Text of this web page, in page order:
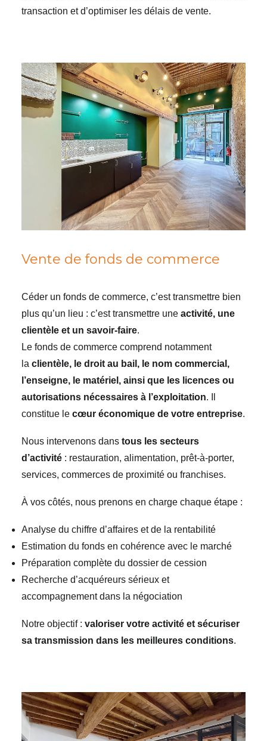
transaction et d’optimiser les délais de vente.
Vente de fonds de commerce
Céder un fonds de commerce, c’est transmettre bien
plus qu’un lieu : c’est transmettre une activité, une
clientèle et un savoir-faire.
Le fonds de commerce comprend notamment
la clientèle, le droit au bail, le nom commercial,
l’enseigne, le matériel, ainsi que les licences ou
autorisations nécessaires à l’exploitation. Il
constitue le cœur économique de votre entreprise.
Nous intervenons dans tous les secteurs
d’activité : restauration, alimentation, prêt-à-porter,
services, commerces de proximité ou franchises.
À vos côtés, nous prenons en charge chaque étape :
Analyse du chiffre d’affaires et de la rentabilité
Estimation du fonds en cohérence avec le marché
Préparation complète du dossier de cession
Recherche d’acquéreurs sérieux et
accompagnement dans la négociation
Notre objectif : valoriser votre activité et sécuriser
sa transmission dans les meilleures conditions.